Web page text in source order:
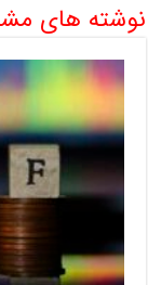
نوشته های